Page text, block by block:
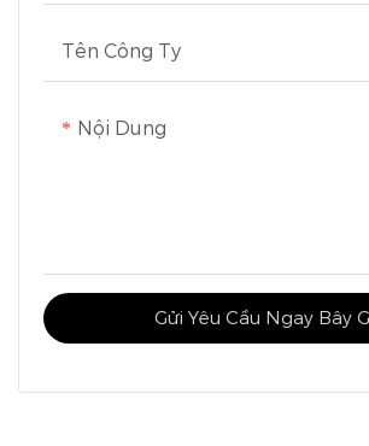
Tên Công Ty
Nội Dung
Gửi Yêu Cầu Ngay Bây